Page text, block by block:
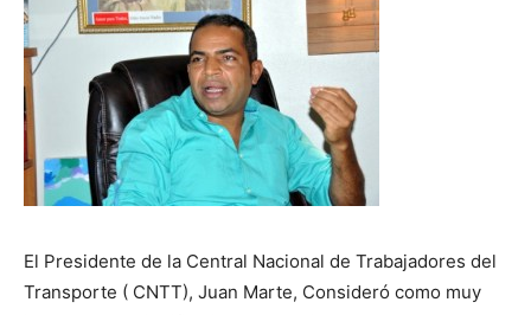
El Presidente de la Central Nacional de Trabajadores del
Transporte ( CNTT), Juan Marte, Consideró como muy